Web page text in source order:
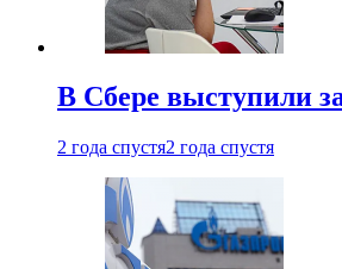
В Сбере выступили
2 года спустя2 года спустя